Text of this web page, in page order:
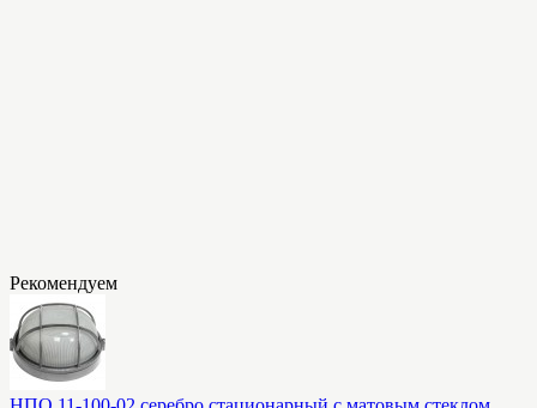
Рекомендуем